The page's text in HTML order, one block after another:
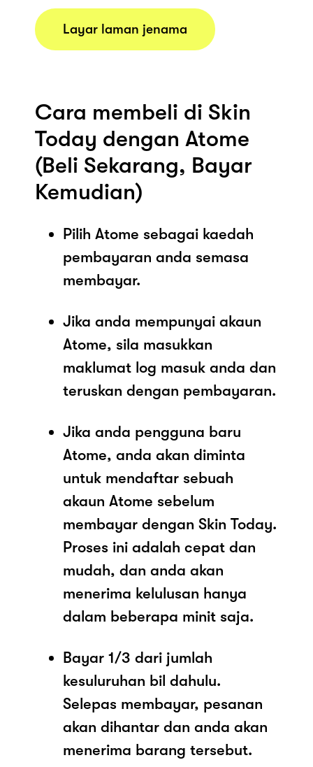
Layar laman jenama
Cara membeli di Skin
Today dengan Atome
(Beli Sekarang, Bayar
Kemudian)
Pilih Atome sebagai kaedah
pembayaran anda semasa
membayar.
Jika anda mempunyai akaun
Atome, sila masukkan
maklumat log masuk anda dan
teruskan dengan pembayaran.
Jika anda pengguna baru
Atome, anda akan diminta
untuk mendaftar sebuah
akaun Atome sebelum
membayar dengan Skin Today.
Proses ini adalah cepat dan
mudah, dan anda akan
menerima kelulusan hanya
dalam beberapa minit saja.
Bayar 1/3 dari jumlah
kesuluruhan bil dahulu.
Selepas membayar, pesanan
akan dihantar dan anda akan
menerima barang tersebut.